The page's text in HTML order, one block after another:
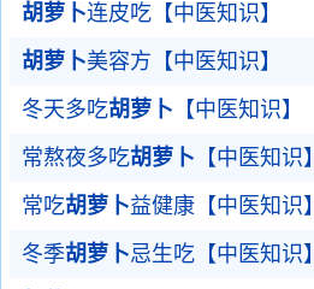
胡萝卜连皮吃【中医知识】
胡萝卜美容方【中医知识】
冬天多吃胡萝卜 【中医知识】
常熬夜多吃胡萝卜 【中医知识】
常吃胡萝卜益健康【中医知识】
冬季胡萝卜忌生吃【中医知识】